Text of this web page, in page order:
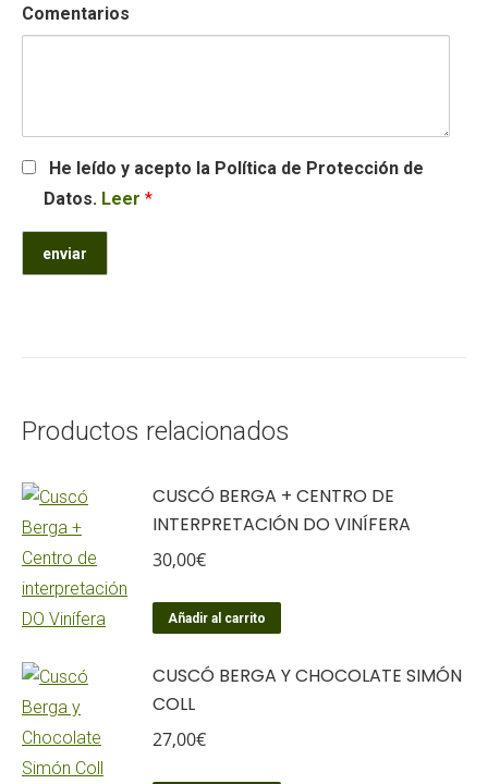
Comentarios
He leído y acepto la Política de Protección de
Datos. Leer *
Productos relacionados
CUSCÓ BERGA + CENTRO DE
INTERPRETACIÓN DO VINÍFERA
30,00€
Añadir al carrito
CUSCÓ BERGA Y CHOCOLATE SIMÓN
COLL
27,00€